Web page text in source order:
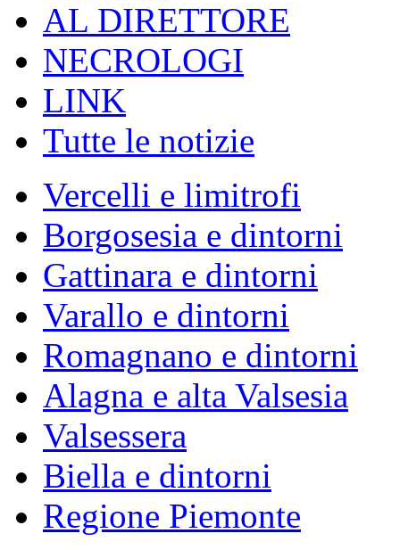
AL DIRETTORE
NECROLOGI
LINK
Tutte le notizie
Vercelli e limitrofi
Borgosesia e dintorni
Gattinara e dintorni
Varallo e dintorni
Romagnano e dintorni
Alagna e alta Valsesia
Valsessera
Biella e dintorni
Regione Piemonte